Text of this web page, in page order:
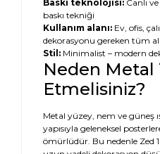
Baskı teknolojisi: Canlı
baskı tekniği
Kullanım alanı: Ev, ofis,
dekorasyonu gereken tüm
Stil: Minimalist – modern
Neden Metal
Etmelisiniz?
Metal yüzey, nem ve güneş
yapısıyla geleneksel
ömürlüdür. Bu nedenle Zed